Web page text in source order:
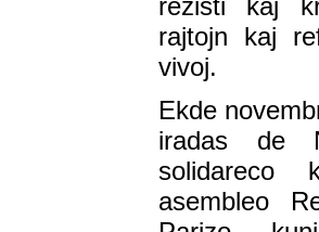
rajtojn kaj
vivoj.
Ekde
iradas de
asembleo